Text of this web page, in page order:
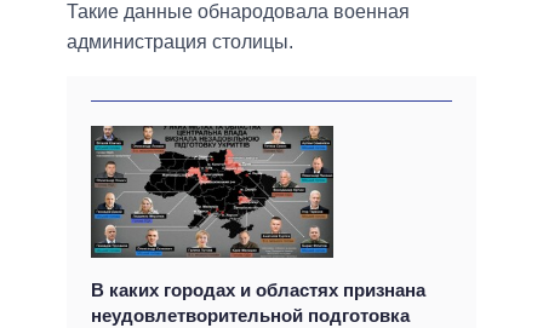
Такие данные обнародовала военная
администрация столицы.
В каких городах и областях признана
неудовлетворительной подготовка